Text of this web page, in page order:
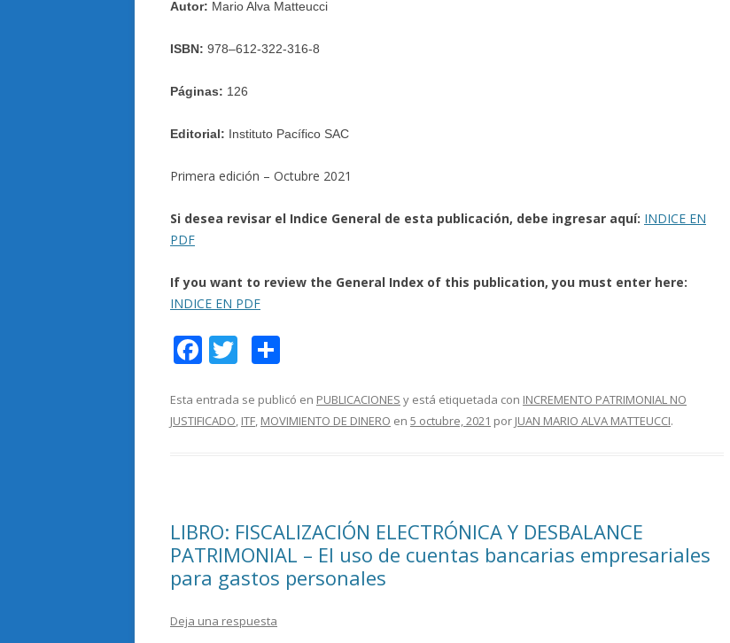
Autor: Mario Alva Matteucci
ISBN: 978–612-322-316-8
Páginas: 126
Editorial: Instituto Pacífico SAC
Primera edición – Octubre 2021
Si desea revisar el Indice General de esta publicación, debe ingresar aquí: INDICE EN
PDF
If you want to review the General Index of this publication, you must enter here:
INDICE EN PDF
F
e
b
k
T
itt
er
m
p
r
Esta entrada se publicó en PUBLICACIONES y está etiquetada con INCREMENTO PATRIMONIAL NO
JUSTIFICADO, ITF, MOVIMIENTO DE DINERO en 5 octubre, 2021 por JUAN MARIO ALVA MATTEUCCI.
LIBRO: FISCALIZACIÓN ELECTRÓNICA Y DESBALANCE
PATRIMONIAL – El uso de cuentas bancarias empresariales
para gastos personales
Deja una respuesta